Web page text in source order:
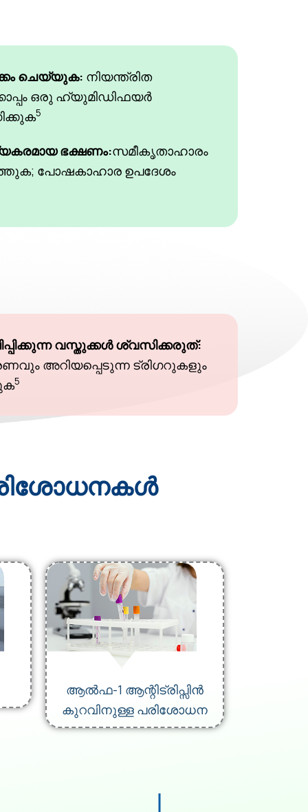
ചെയ്യുക: നിയന്ത്രിത
ഒരു ഹ്യുമിഡിഫയർ
5
ഭക്ഷണം:സമീകൃതാഹാരം
പോഷകാഹാര ഉപദേശം
വസ്തുക്കൾ ശ്വസിക്കരുത്:
അറിയപ്പെടുന്ന ട്രിഗറുകളും
5
ആൽഫ-1 ആന്റിട്രിപ്സിൻ
കുറവിനുള്ള പരിശോധന